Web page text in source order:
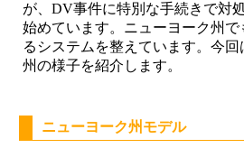
が、DV事件に特別な手続きで対
始めています。ニューヨーク州
るシステムを整えています。今
州の様子を紹介します。
ニューヨーク州モデル